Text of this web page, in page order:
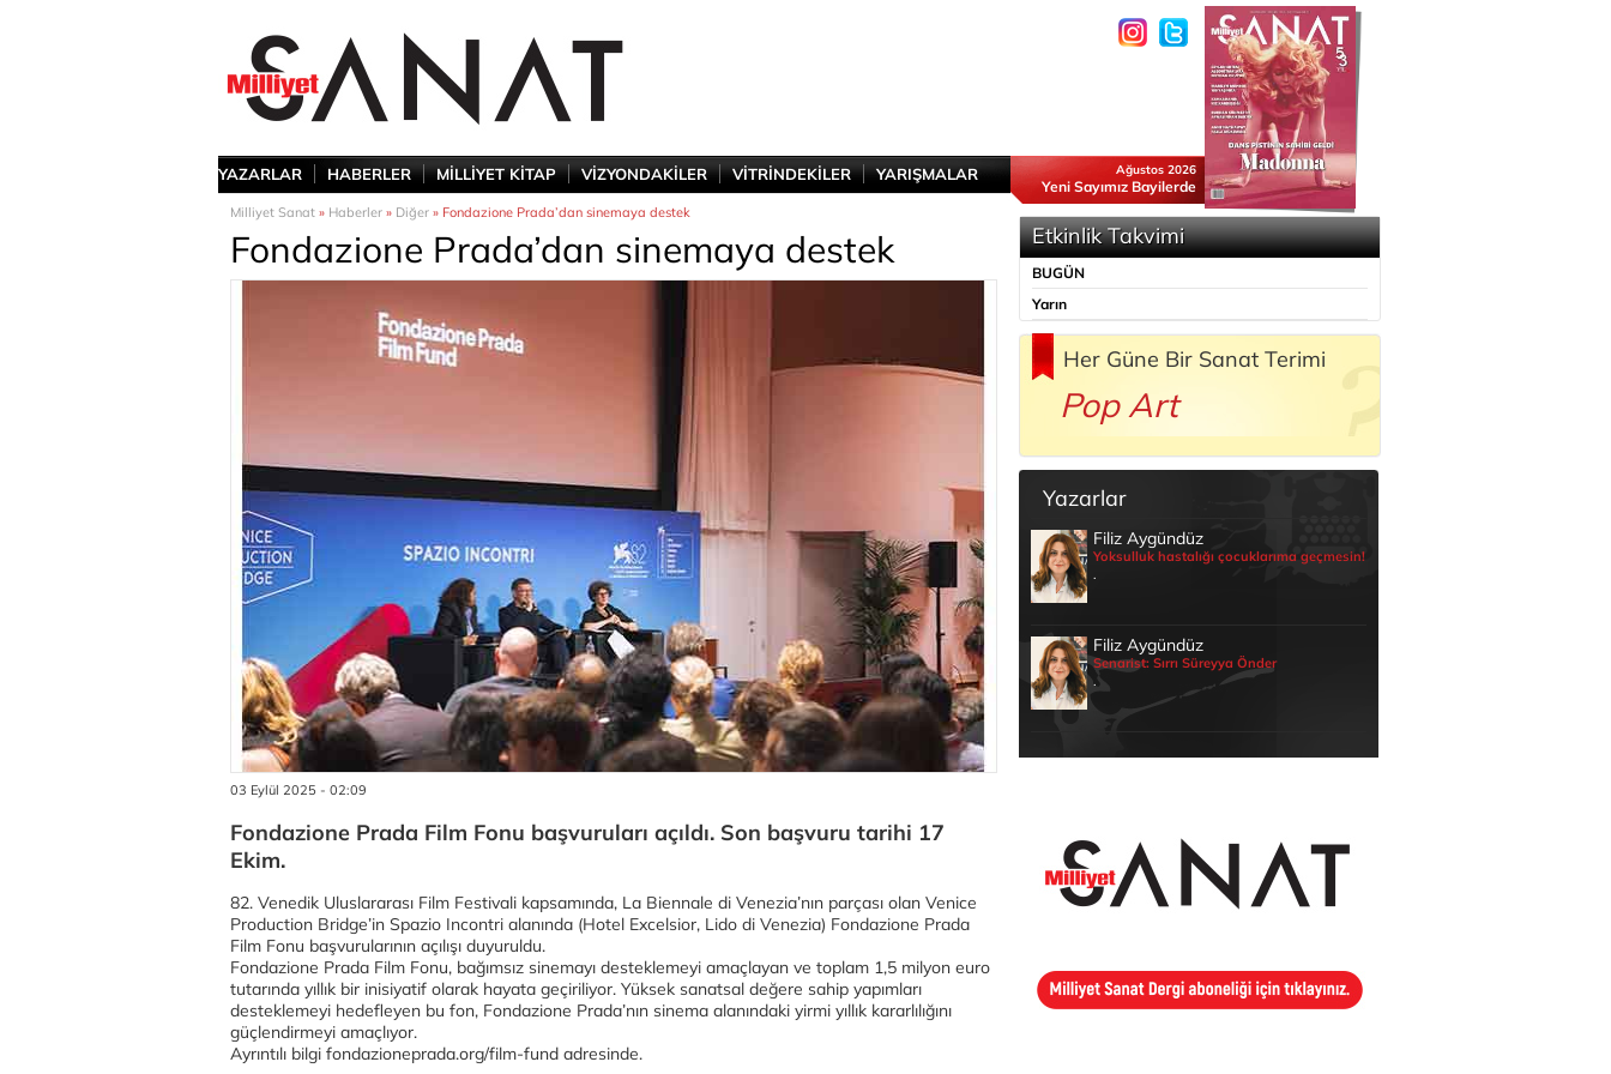
YAZARLAR HABERLER MİLLİYET KİTAP VİZYONDAKİLER VİTRİNDEKİLER YARIŞMALAR Ağustos 2026
Yeni Sayımız Bayilerde
Milliyet Sanat » Haberler » Diğer » Fondazione Prada’dan sinemaya destek
Fondazione Prada’dan sinemaya destek
03 Eylül 2025 - 02:09
Fondazione Prada Film Fonu başvuruları açıldı. Son başvuru tarihi 17
Ekim.
82. Venedik Uluslararası Film Festivali kapsamında, La Biennale di Venezia’nın parçası olan Venice
Production Bridge’in Spazio Incontri alanında (Hotel Excelsior, Lido di Venezia) Fondazione Prada
Film Fonu başvurularının açılışı duyuruldu.
Fondazione Prada Film Fonu, bağımsız sinemayı desteklemeyi amaçlayan ve toplam 1,5 milyon euro
tutarında yıllık bir inisiyatif olarak hayata geçiriliyor. Yüksek sanatsal değere sahip yapımları
desteklemeyi hedefleyen bu fon, Fondazione Prada’nın sinema alanındaki yirmi yıllık kararlılığını
güçlendirmeyi amaçlıyor.
Ayrıntılı bilgi fondazioneprada.org/film-fund adresinde.
Etkinlik Takvimi
BUGÜN
Yarın
Her Güne Bir Sanat Terimi
Pop Art
Yazarlar
Filiz Aygündüz
Yoksulluk hastalığı çocuklarıma geçmesin!
.
Filiz Aygündüz
Senarist: Sırrı Süreyya Önder
.